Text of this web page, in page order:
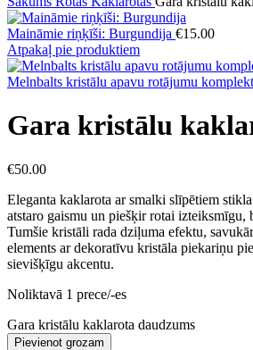
Maināmie riņķīši: Burgundija €15.00
Atpakaļ pie produktiem
Melnbalts kristālu apavu rotājumu
Gara kristālu
€50.00
Eleganta kaklarota ar smalki slīpētiem
atstaro gaismu un piešķir rotai izteiksmīgu,
Tumšie kristāli rada dziļuma efektu,
elements ar dekoratīvu kristāla piekariņu
sievišķīgu akcentu.
Noliktavā 1 prece/-es
Gara kristālu kaklarota daudzums
Pievienot grozam